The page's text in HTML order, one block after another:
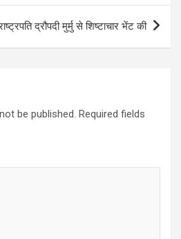
द्रौपदी मुर्मु से शिष्टाचार भेंट की
be published. Required fields